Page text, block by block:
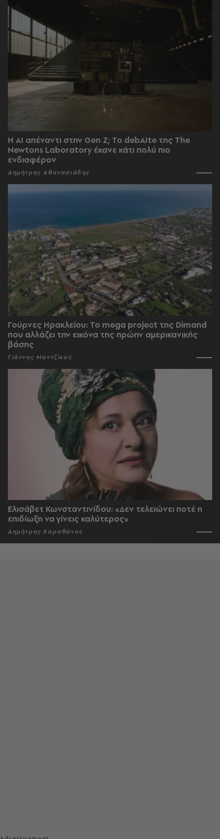
Η AI απέναντι στην Gen Z; Το debAIte της The
Newtons Laboratory έκανε κάτι πολύ πιο
ενδιαφέρον
Δημήτρης Αθανασιάδης
Γούρνες Ηρακλείου: To mega project της Dimand
που αλλάζει την εικόνα της πρώην αμερικανικής
βάσης
Γιάννης Μαντζίκος
Ελισάβετ Κωνσταντινίδου: «Δεν τελειώνει ποτέ η
επιδίωξη να γίνεις καλύτερος»
Δημήτρης Καραθάνος